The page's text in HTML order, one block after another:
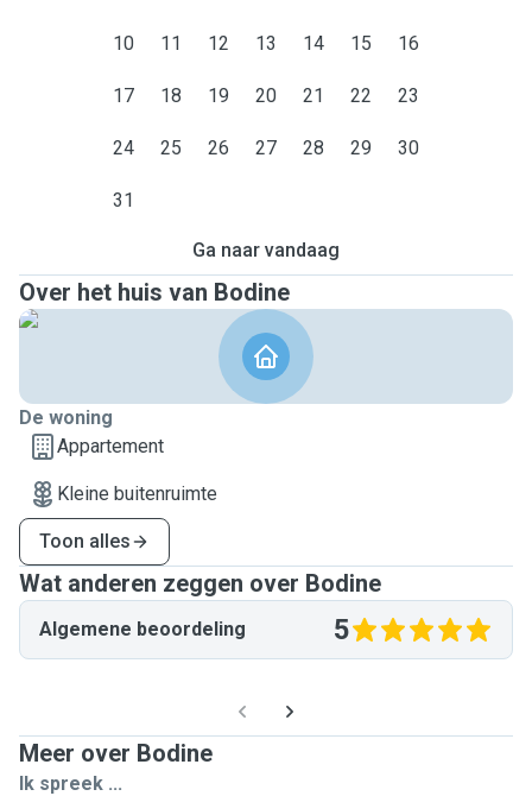
10 11 12 13 14 15 16
17 18 19 20 21 22 23
24 25 26 27 28 29 30
31
Ga naar vandaag
Over het huis van Bodine
De woning
Appartement
Kleine buitenruimte
Toon alles
Wat anderen zeggen over Bodine
Algemene beoordeling 5
Meer over Bodine
Ik spreek ...